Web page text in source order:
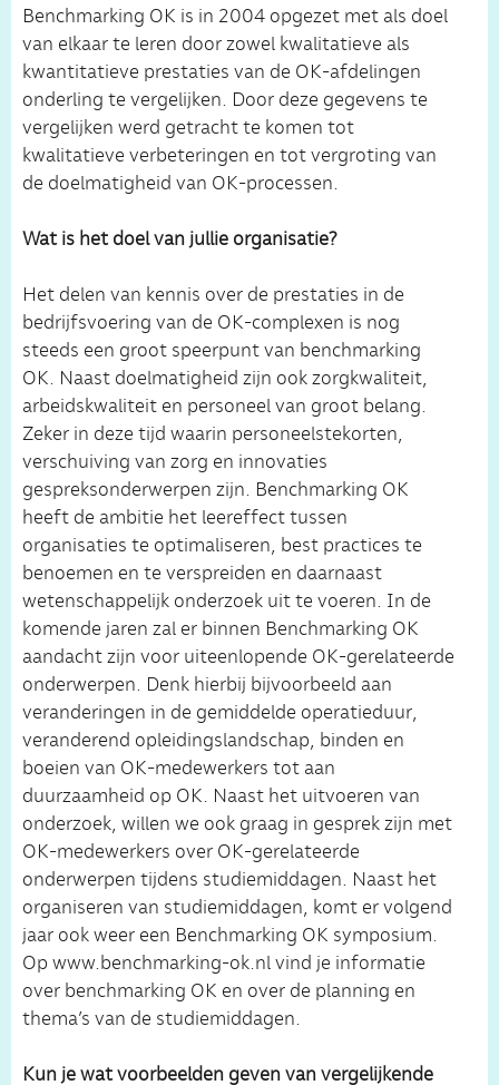
Benchmarking OK is in 2004 opgezet met als doel
van elkaar te leren door zowel kwalitatieve als
kwantitatieve prestaties van de OK-afdelingen
onderling te vergelijken. Door deze gegevens te
vergelijken werd getracht te komen tot
kwalitatieve verbeteringen en tot vergroting van
de doelmatigheid van OK-processen.
Wat is het doel van jullie organisatie?
Het delen van kennis over de prestaties in de
bedrijfsvoering van de OK-complexen is nog
steeds een groot speerpunt van benchmarking
OK. Naast doelmatigheid zijn ook zorgkwaliteit,
arbeidskwaliteit en personeel van groot belang.
Zeker in deze tijd waarin personeelstekorten,
verschuiving van zorg en innovaties
gespreksonderwerpen zijn. Benchmarking OK
heeft de ambitie het leereffect tussen
organisaties te optimaliseren, best practices te
benoemen en te verspreiden en daarnaast
wetenschappelijk onderzoek uit te voeren. In de
komende jaren zal er binnen Benchmarking OK
aandacht zijn voor uiteenlopende OK-gerelateerde
onderwerpen. Denk hierbij bijvoorbeeld aan
veranderingen in de gemiddelde operatieduur,
veranderend opleidingslandschap, binden en
boeien van OK-medewerkers tot aan
duurzaamheid op OK. Naast het uitvoeren van
onderzoek, willen we ook graag in gesprek zijn met
OK-medewerkers over OK-gerelateerde
onderwerpen tijdens studiemiddagen. Naast het
organiseren van studiemiddagen, komt er volgend
jaar ook weer een Benchmarking OK symposium.
Op www.benchmarking-ok.nl vind je informatie
over benchmarking OK en over de planning en
thema’s van de studiemiddagen.
Kun je wat voorbeelden geven van vergelijkende